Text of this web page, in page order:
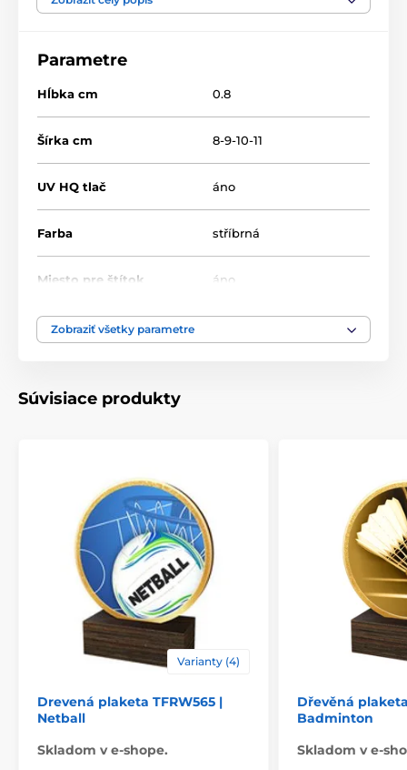
Duatlon Drevené trofeje
Parametre
Hĺbka cm 0.8
Šírka cm 8-9-10-11
UV HQ tlač áno
Farba stříbrná
Miesto pre štítok áno
Výška cm
Spôsob personalizácie
Zobraziť všetky parametre
Súvisiace produkty
Varianty (4)
Drevená plaketa TFRW565 |
Netball
Skladom v e-shope.
Dřevěná
Badminton
Skladom v e-